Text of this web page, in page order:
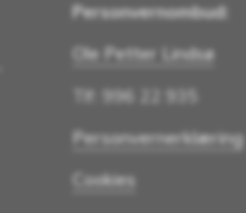
Personvernombud:
Ole Petter Lindsø
Tlf: 996 22 935
Personvernerklæring
Cookies